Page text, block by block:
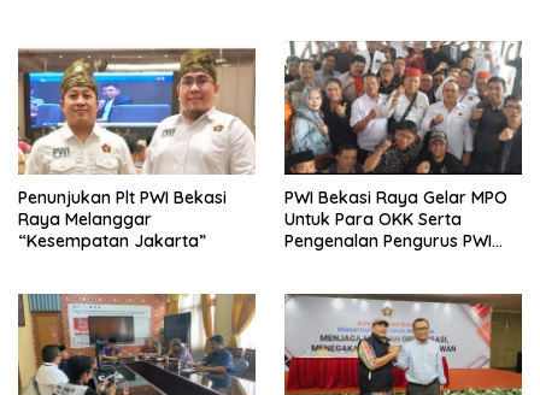
Penunjukan Plt PWI Bekasi
Raya Melanggar
“Kesempatan Jakarta”
PWI Bekasi Raya Gelar MPO
Untuk Para OKK Serta
Pengenalan Pengurus PWI